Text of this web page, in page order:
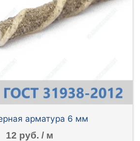
арматура 6 мм
12 руб. / м